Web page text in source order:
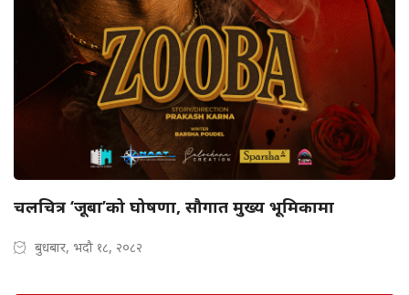
चलचित्र ‘जूबा’को घोषणा, सौगात मुख्य भूमिकामा
बुधबार, भदौ १८, २०८२